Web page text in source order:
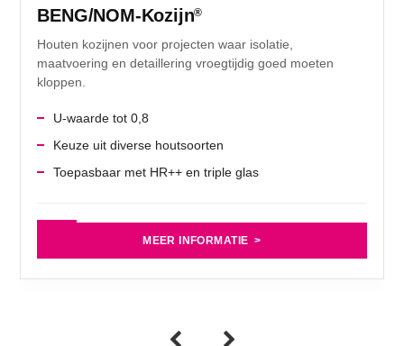
BENG/NOM-Kozijn®
Houten kozijnen voor projecten waar isolatie,
maatvoering en detaillering vroegtijdig goed moeten
kloppen.
U-waarde tot 0,8
Keuze uit diverse houtsoorten
Toepasbaar met HR++ en triple glas
MEER INFORMATIE